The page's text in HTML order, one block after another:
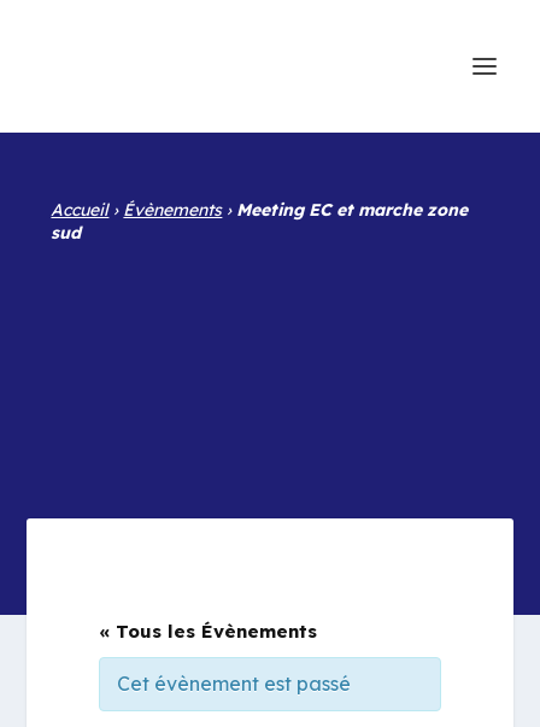
Accueil› Évènements› Meeting EC et marche zone
sud
« Tous les Évènements
Cet évènement est passé